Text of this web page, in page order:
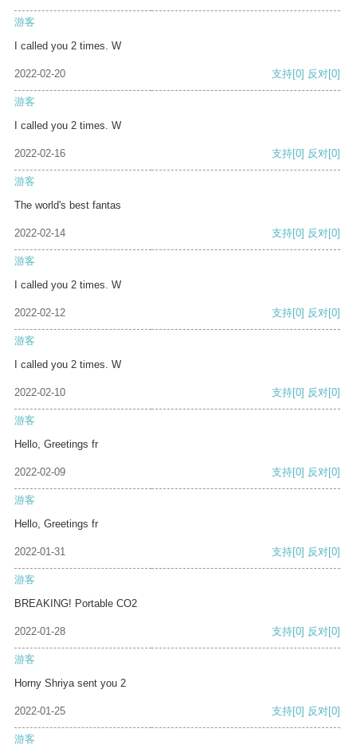
游客
I called you 2 times. W
2022-02-20 支持[0] 反对[0]
游客
I called you 2 times. W
2022-02-16 支持[0] 反对[0]
游客
The world's best fantas
2022-02-14 支持[0] 反对[0]
游客
I called you 2 times. W
2022-02-12 支持[0] 反对[0]
游客
I called you 2 times. W
2022-02-10 支持[0] 反对[0]
游客
Hello, Greetings fr
2022-02-09 支持[0] 反对[0]
游客
Hello, Greetings fr
2022-01-31 支持[0] 反对[0]
游客
BREAKING! Portable CO2
2022-01-28 支持[0] 反对[0]
游客
Horny Shriya sent you 2
2022-01-25 支持[0] 反对[0]
游客